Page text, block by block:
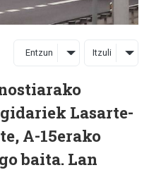
Entzun Itzuli
Lasarte-
A-15erako
baita. Lan